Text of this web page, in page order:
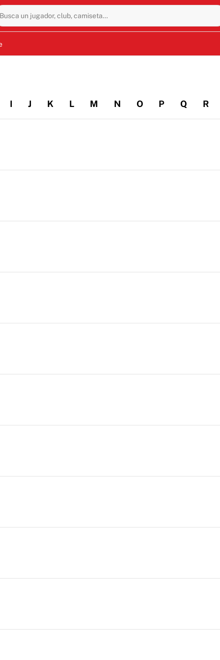
Busca un jugador, club, camiseta…
I J K L M N O P Q R